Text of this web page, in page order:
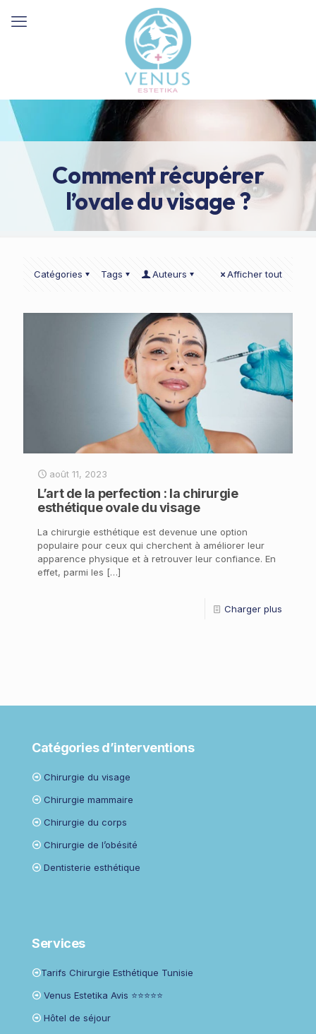
Comment récupérer
l’ovale du visage ?
Catégories Tags Auteurs Afficher tout
août 11, 2023
L’art de la perfection : la chirurgie
esthétique ovale du visage
La chirurgie esthétique est devenue une option
populaire pour ceux qui cherchent à améliorer leur
apparence physique et à retrouver leur confiance. En
effet, parmi les […]
Charger plus
Catégories d’interventions
Chirurgie du visage
Chirurgie mammaire
Chirurgie du corps
Chirurgie de l’obésité
Dentisterie esthétique
Services
Tarifs Chirurgie Esthétique Tunisie
Venus Estetika Avis ⭐⭐⭐⭐⭐
Hôtel de séjour